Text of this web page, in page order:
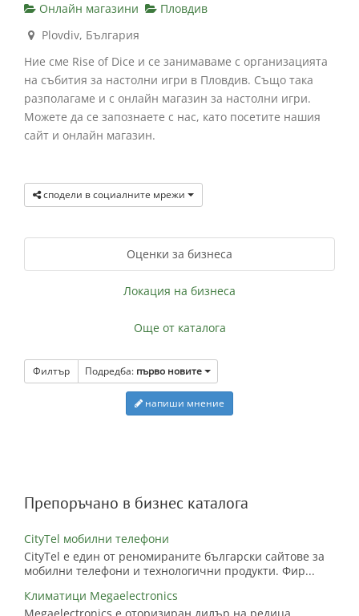
Онлайн магазини
Пловдив
Plovdiv, България
Ние сме Rise of Dice и се занимаваме с организацията
на събития за настолни игри в Пловдив. Също така
разполагаме и с онлайн магазин за настолни игри.
Можете да се запознаете с нас, като посетите нашия
сайт и онлайн магазин.
сподели в социалните мрежи
Оценки за бизнеса
Локация на бизнеса
Още от каталога
Филтър Подредба: първо новите
напиши мнение
Препоръчано в бизнес каталога
CityTel мобилни телефони
CityTel е един от реномираните български сайтове за
мобилни телефони и технологични продукти. Фир...
Климатици Megaelectronics
Megaelectronics е оторизиран дилър на редица